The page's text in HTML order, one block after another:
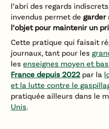
l’abri des regards
invendus permet de
l’objet pour maintenir un
Cette pratique qui faisait
journaux, tant pour les
lesenseignes moyen et
France depuis 2022 par la
et la lutte contre le
pratiquée ailleurs dans le
Unis.